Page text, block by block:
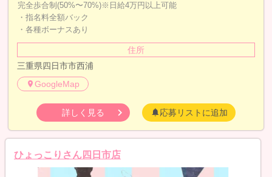
完全歩合制(50%〜70%)※日給4万円以上可能
・指名料全額バック
・各種ボーナスあり
住所
三重県四日市市西浦
GoogleMap
詳しく見る 応募リストに追加
ひょっこりさん四日市店